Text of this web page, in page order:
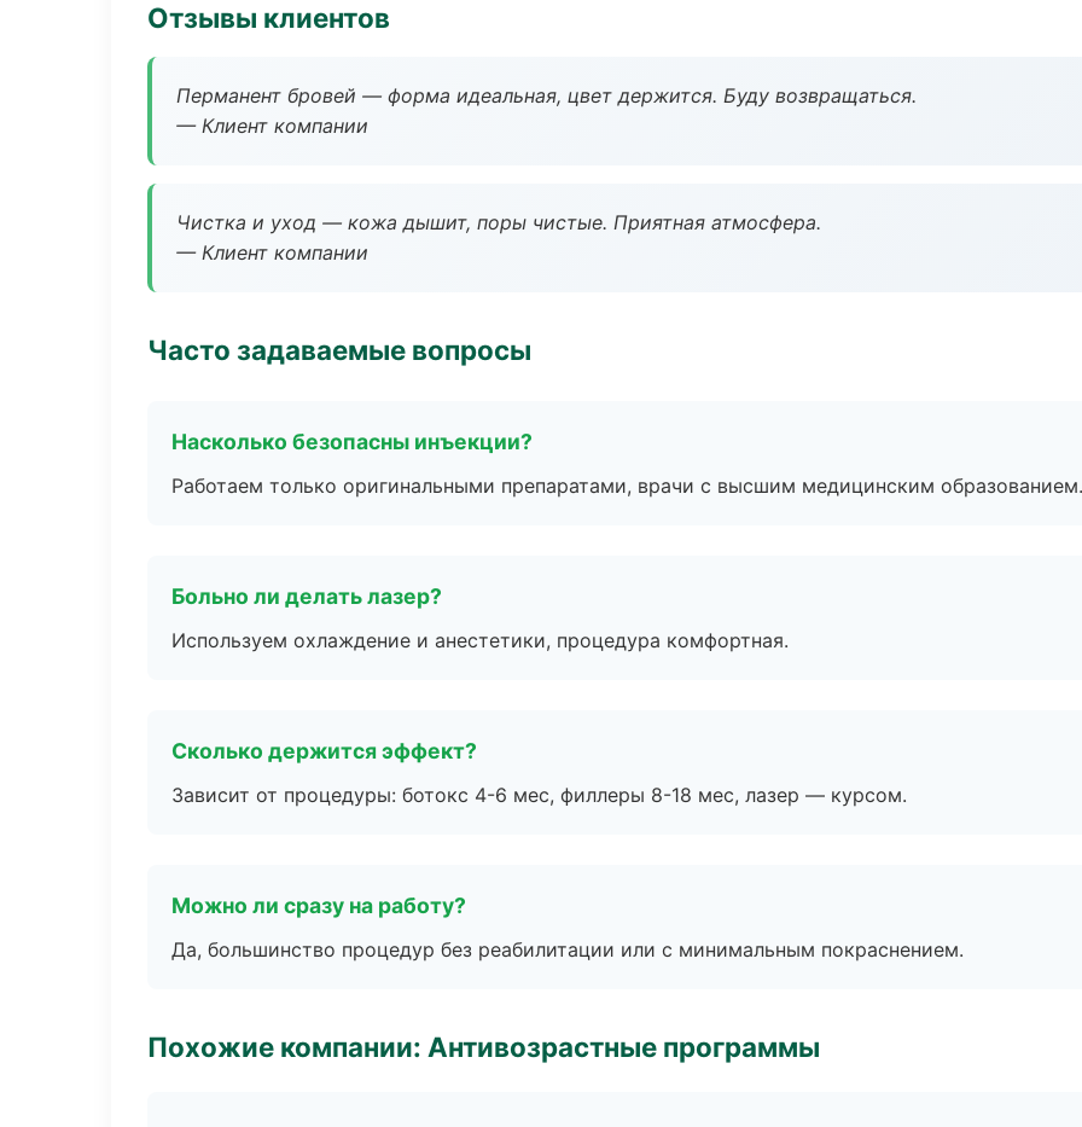
Отзывы клиентов
Перманент бровей — форма идеальная, цвет держится. Буду возвращаться.
— Клиент компании
Чистка и уход — кожа дышит, поры чистые. Приятная атмосфера.
— Клиент компании
Часто задаваемые вопросы
Насколько безопасны инъекции?
Работаем только оригинальными препаратами, врачи с высшим медицинским образованием.
Больно ли делать лазер?
Используем охлаждение и анестетики, процедура комфортная.
Сколько держится эффект?
Зависит от процедуры: ботокс 4-6 мес, филлеры 8-18 мес, лазер — курсом.
Можно ли сразу на работу?
Да, большинство процедур без реабилитации или с минимальным покраснением.
Похожие компании: Антивозрастные программы